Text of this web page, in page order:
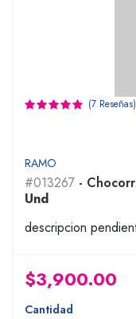
(7 Reseñas)
RAMO
#013267 -
Und
descripcion
$3,900.00
Cantidad